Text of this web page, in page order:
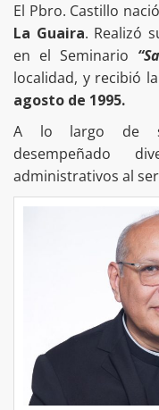
El Pbro. Castillo nació
La Guaira. Realizó
en el Seminario
localidad, y recibió la
agosto de 1995.
A lo largo de
desempeñado
administrativos al